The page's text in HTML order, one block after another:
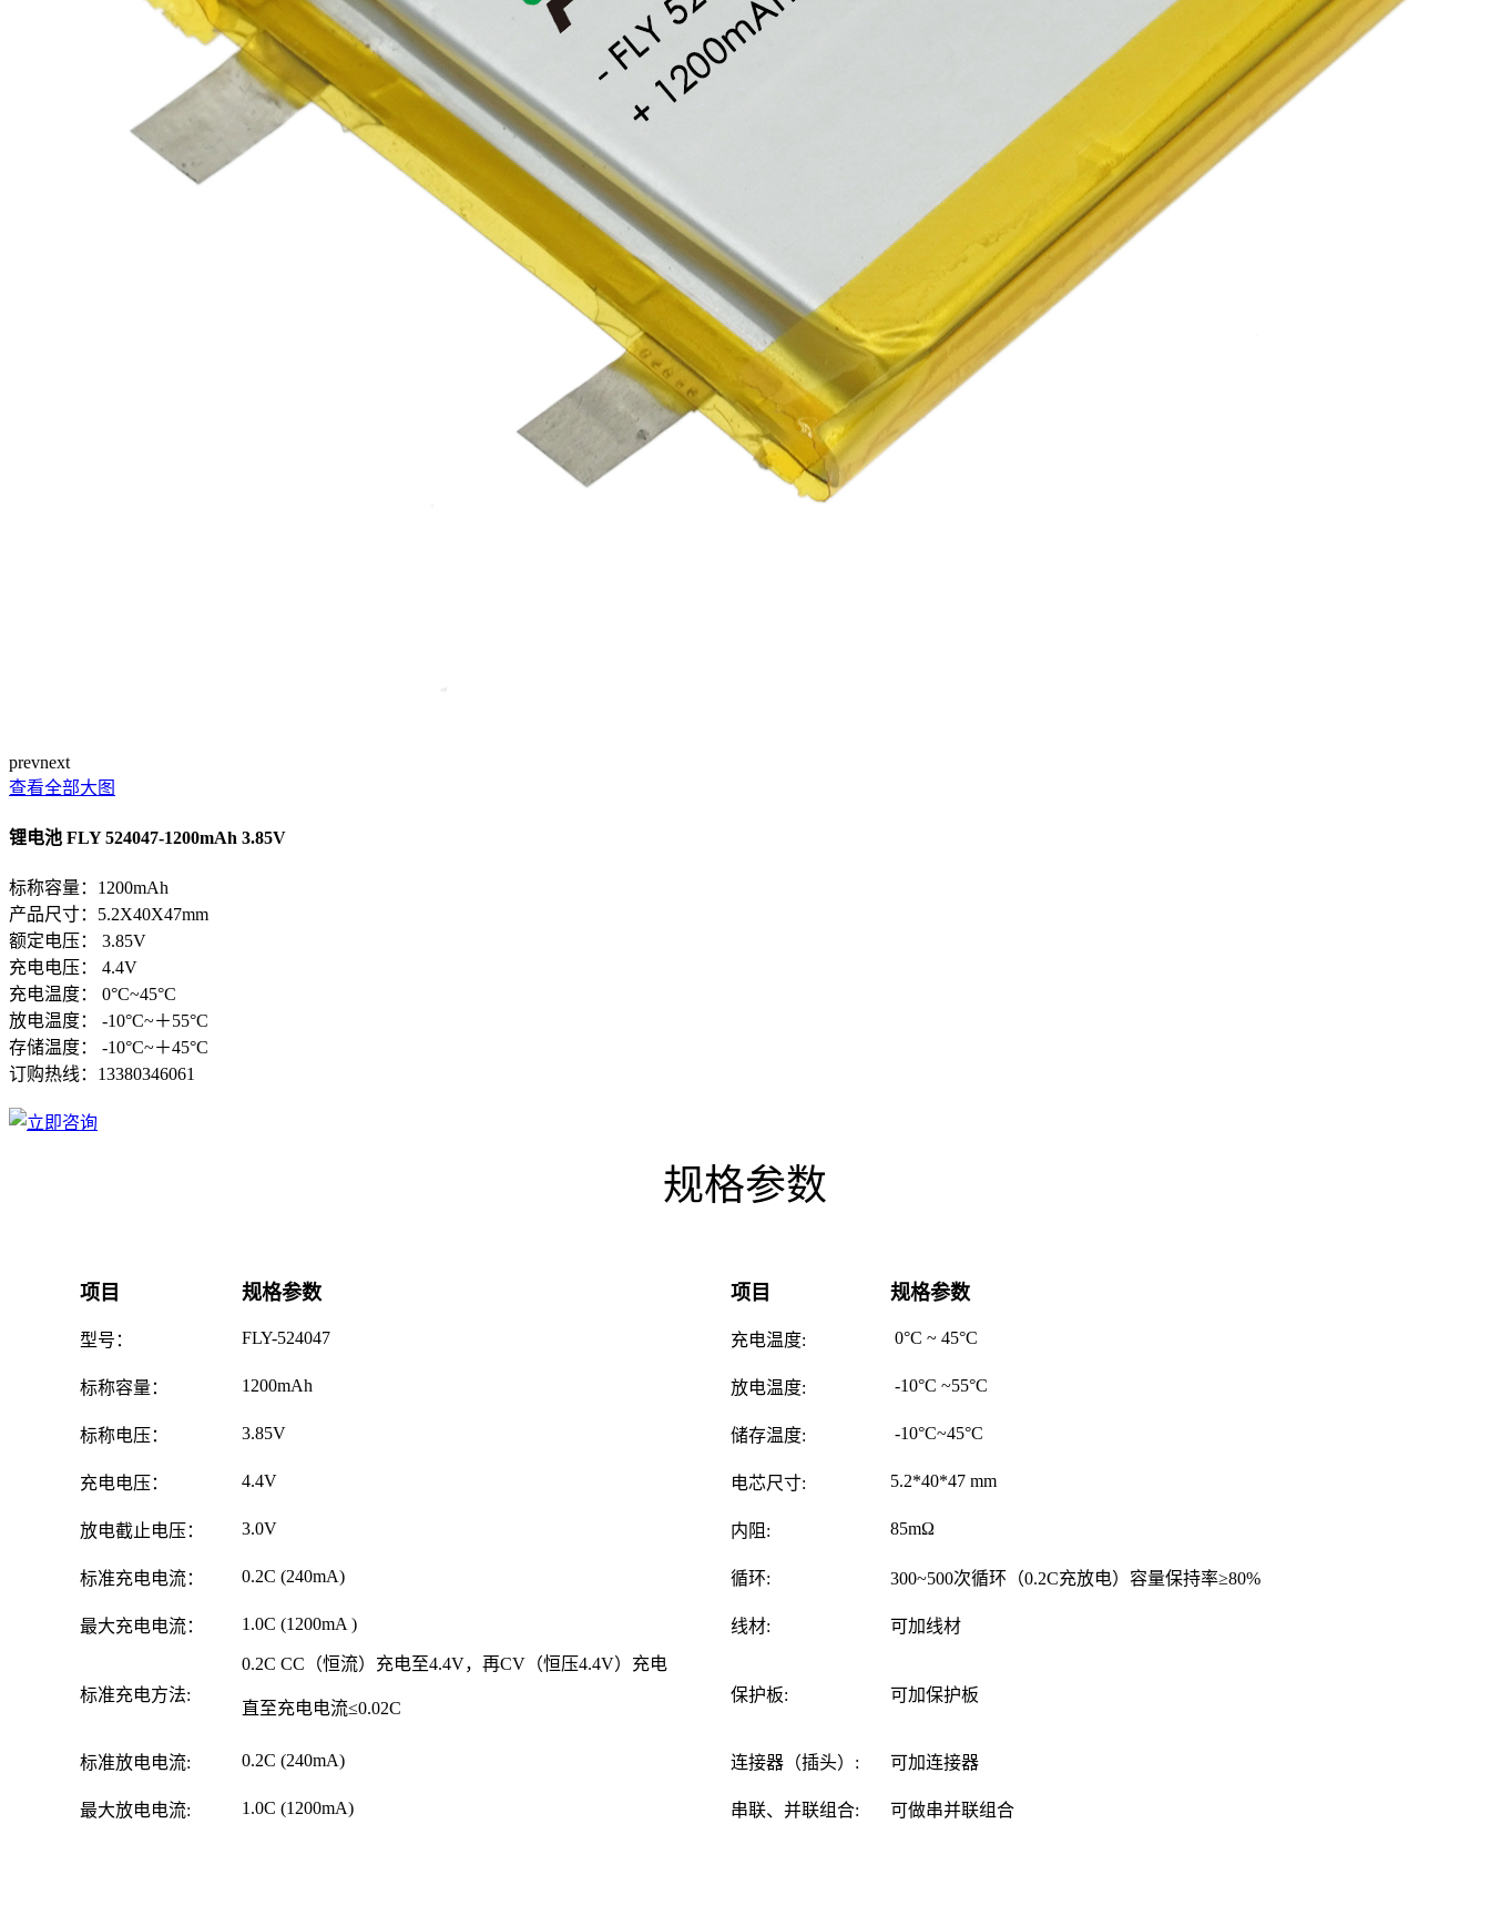
prevnext
查看全部大图
锂电池 FLY 524047-1200mAh 3.85V
标称容量：1200mAh
产品尺寸：5.2X40X47mm
额定电压： 3.85V
充电电压： 4.4V
充电温度： 0°C~45°C
放电温度： -10°C~＋55°C
存储温度： -10°C~＋45°C
订购热线： 13380346061
规格参数
项目 规格参数 项目 规格参数
型号： FLY-524047 充电温度: 0°C ~ 45°C
标称容量： 1200mAh 放电温度: -10°C ~55°C
标称电压： 3.85V 储存温度: -10°C~45°C
充电电压： 4.4V 电芯尺寸: 5.2*40*47 mm
放电截止电压： 3.0V 内阻: 85mΩ
标准充电电流： 0.2C (240mA) 循环: 300~500次循环（0.2C充放电）容量保持率≥80%
最大充电电流： 1.0C (1200mA ) 线材: 可加线材
标准充电方法:
0.2C CC（恒流）充电至4.4V，再CV（恒压4.4V）充电
直至充电电流≤0.02C
保护板: 可加保护板
标准放电电流: 0.2C (240mA) 连接器（插头）: 可加连接器
最大放电电流: 1.0C (1200mA) 串联、并联组合: 可做串并联组合